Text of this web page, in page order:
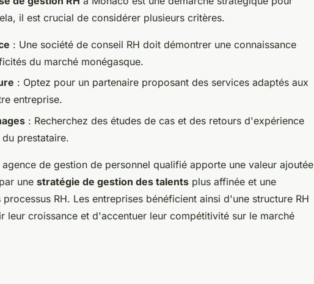
il est crucial de considérer plusieurs critères.
: Une société de conseil RH doit démontrer une connaissance
du marché monégasque.
: Optez pour un partenaire proposant des services adaptés aux
entreprise.
: Recherchez des études de cas et des retours d'expérience
prestataire.
de gestion de personnel qualifié apporte une valeur ajoutée
une stratégie de gestion des talents plus affinée et une
RH. Les entreprises bénéficient ainsi d'une structure RH
leur croissance et d'accentuer leur compétitivité sur le marché